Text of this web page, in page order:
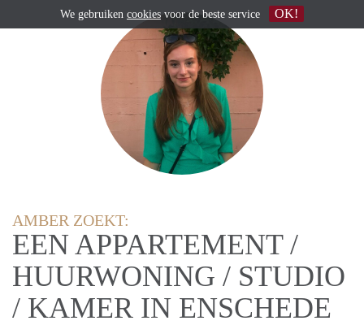
AMBER ZOEKT:
EEN APPARTEMENT /
HUURWONING / STUDIO
/ KAMER IN ENSCHEDE
We gebruiken cookies voor de beste service OK!